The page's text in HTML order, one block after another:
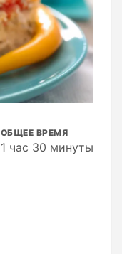
ОБЩЕЕ ВРЕМЯ
1 час 30 минуты